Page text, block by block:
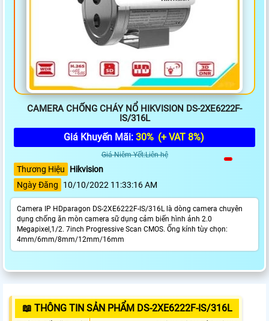
CAMERA CHỐNG CHÁY NỔ HIKVISION DS-2XE6222F-
IS/316L
Giá Khuyến Mãi: 30% (+ VAT 8%)
Giá Niêm Yết:Liên hệ
Thương Hiệu
Hikvision
Ngày Đăng
10/10/2022 11:33:16 AM
Camera IP HDparagon DS-2XE6222F-IS/316L là dòng camera chuyên
dụng chống ăn mòn camera sữ dụng cảm biến hình ảnh 2.0
Megapixel,1/2. 7inch Progressive Scan CMOS. Ống kính tùy chọn:
4mm/6mm/8mm/12mm/16mm
📖 THÔNG TIN SẢN PHẨM DS-2XE6222F-IS/316L